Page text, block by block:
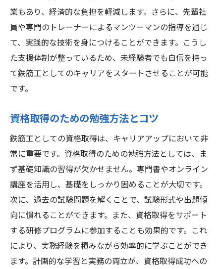
業もあり、経済的な負担を軽減します。さらに、先輩社
員や専門のトレーナーによるマンツーマンの指導を通じ
て、実践的な技術を身につけることができます。こうし
た支援体制が整っているため、未経験者でも自信を持っ
て鉄筋工としてのキャリアをスタートさせることが可能
です。
資格取得のための勉強方法とコツ
鉄筋工としての資格取得は、キャリアアップにおいて非
常に重要です。資格取得のための勉強方法としては、ま
ず基礎知識の習得が欠かせません。専門書やオンライン
講座を活用し、基礎をしっかり固めることが大切です。
次に、過去の試験問題を解くことで、試験形式や出題傾
向に慣れることができます。また、資格取得をサポート
する研修プログラムに参加することも効果的です。これ
により、実務経験を積みながら効率的に学ぶことができ
ます。計画的な学習と実務の両立が、資格取得成功への